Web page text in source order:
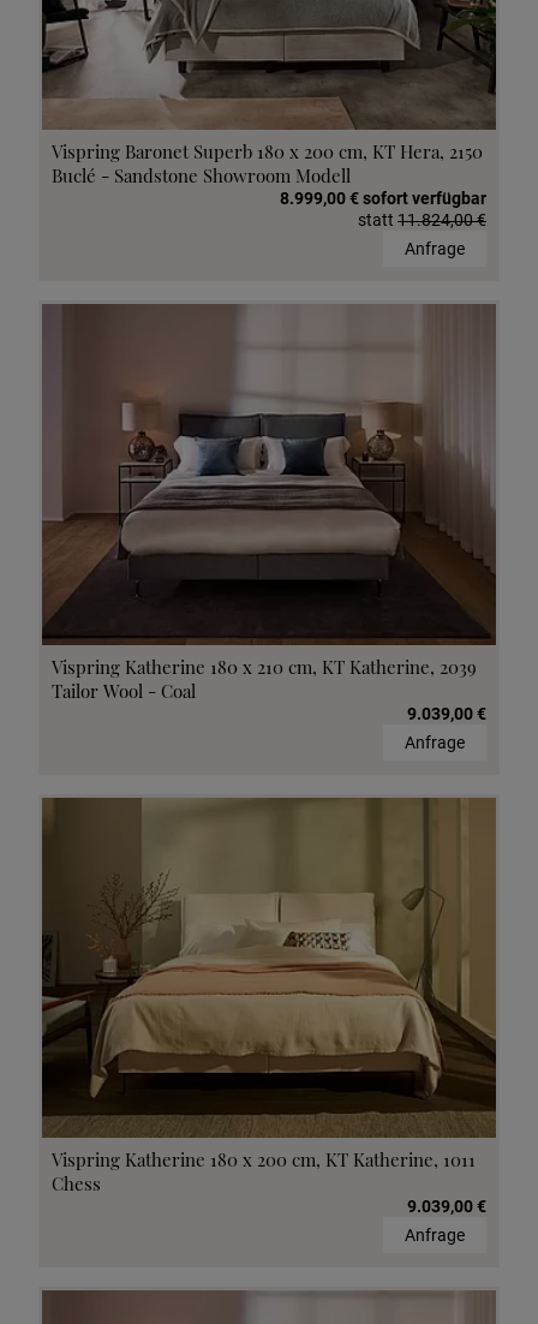
Vispring Baronet Superb 180 x 200 cm, KT Hera, 2150
Buclé - Sandstone Showroom Modell
8.999,00 € sofort verfügbar
statt 11.824,00 €
Anfrage
Vispring Katherine 180 x 210 cm, KT Katherine, 2039
Tailor Wool - Coal
9.039,00 €
Anfrage
Vispring Katherine 180 x 200 cm, KT Katherine, 1011
Chess
9.039,00 €
Anfrage